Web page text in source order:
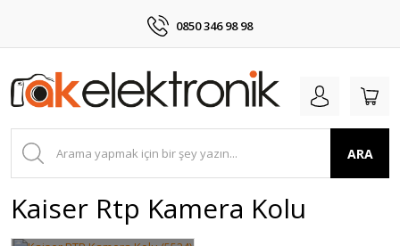
0850 346 98 98
ARA
Kaiser Rtp Kamera Kolu